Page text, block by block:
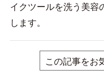
イクツールを洗う美容
します。
この記事をお